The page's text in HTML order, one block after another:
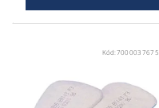
Kód: 7000037675